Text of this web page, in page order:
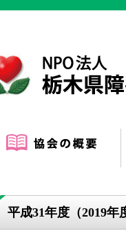
平成31年度（2019